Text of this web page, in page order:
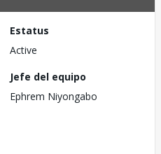
Estatus
Active
Jefe del equipo
Ephrem Niyongabo